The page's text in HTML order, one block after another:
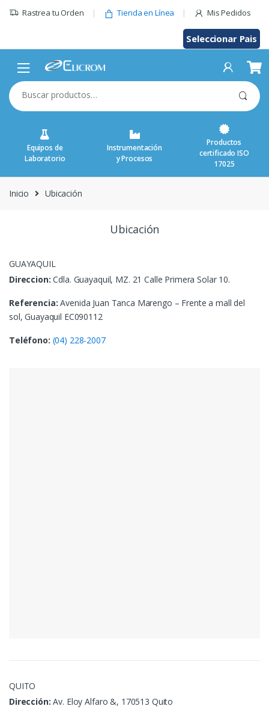
Rastrea tu Orden Tienda en Línea Mis Pedidos
Seleccionar Pais
Buscar
por:
Equipos de
Laboratorio
Instrumentación
y Procesos
Productos
certificado ISO
17025
Inicio Ubicación
Ubicación
GUAYAQUIL
Direccion: Cdla. Guayaquil, MZ. 21 Calle Primera Solar 10.
Referencia: Avenida Juan Tanca Marengo – Frente a mall del
sol, Guayaquil EC090112
Teléfono: (04) 228-2007
QUITO
Dirección: Av. Eloy Alfaro &, 170513 Quito